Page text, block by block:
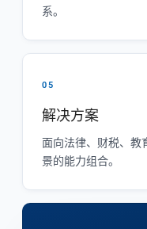
系。
05
解决方案
面向法律、财税、教
景的能力组合。